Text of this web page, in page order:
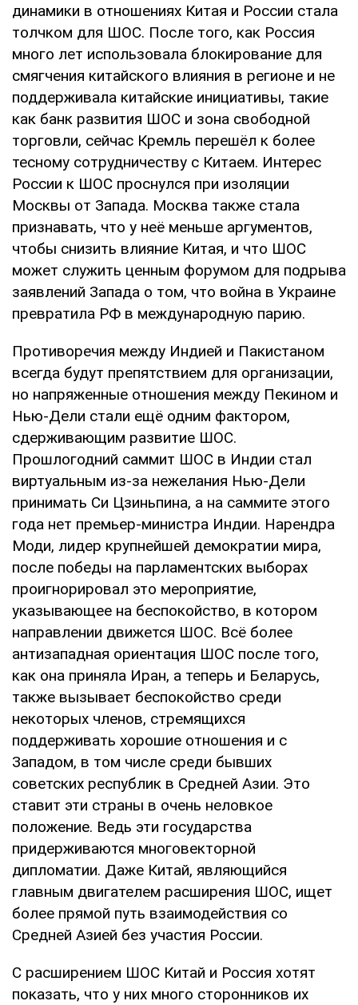
динамики в отношениях Китая и России стала
толчком для ШОС. После того, как Россия
много лет использовала блокирование для
смягчения китайского влияния в регионе и не
поддерживала китайские инициативы, такие
как банк развития ШОС и зона свободной
торговли, сейчас Кремль перешёл к более
тесному сотрудничеству с Китаем. Интерес
России к ШОС проснулся при изоляции
Москвы от Запада. Москва также стала
признавать, что у неё меньше аргументов,
чтобы снизить влияние Китая, и что ШОС
может служить ценным форумом для подрыва
заявлений Запада о том, что война в Украине
превратила РФ в международную парию.
Противоречия между Индией и Пакистаном
всегда будут препятствием для организации,
но напряженные отношения между Пекином и
Нью-Дели стали ещё одним фактором,
сдерживающим развитие ШОС.
Прошлогодний саммит ШОС в Индии стал
виртуальным из-за нежелания Нью-Дели
принимать Си Цзиньпина, а на саммите этого
года нет премьер-министра Индии. Нарендра
Моди, лидер крупнейшей демократии мира,
после победы на парламентских выборах
проигнорировал это мероприятие,
указывающее на беспокойство, в котором
направлении движется ШОС. Всё более
антизападная ориентация ШОС после того,
как она приняла Иран, а теперь и Беларусь,
также вызывает беспокойство среди
некоторых членов, стремящихся
поддерживать хорошие отношения и с
Западом, в том числе среди бывших
советских республик в Средней Азии. Это
ставит эти страны в очень неловкое
положение. Ведь эти государства
придерживаются многовекторной
дипломатии. Даже Китай, являющийся
главным двигателем расширения ШОС, ищет
более прямой путь взаимодействия со
Средней Азией без участия России.
С расширением ШОС Китай и Россия хотят
показать, что у них много сторонников их